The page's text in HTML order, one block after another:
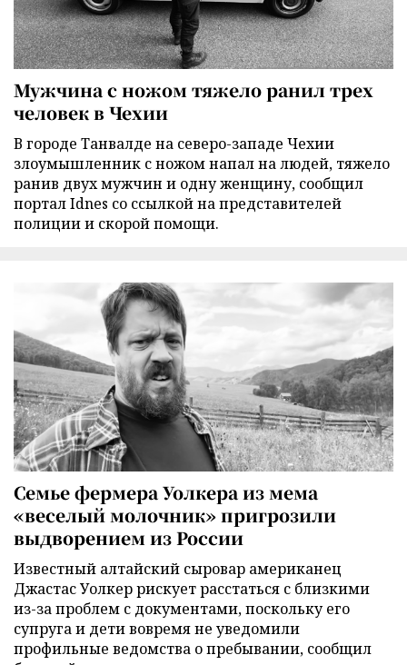
Мужчина с ножом тяжело ранил трех
человек в Чехии
В городе Танвалде на северо-западе Чехии
злоумышленник с ножом напал на людей, тяжело
ранив двух мужчин и одну женщину, сообщил
портал Idnes со ссылкой на представителей
полиции и скорой помощи.
Семье фермера Уолкера из мема
«веселый молочник» пригрозили
выдворением из России
Известный алтайский сыровар американец
Джастас Уолкер рискует расстаться с близкими
из-за проблем с документами, поскольку его
супруга и дети вовремя не уведомили
профильные ведомства о пребывании, сообщил